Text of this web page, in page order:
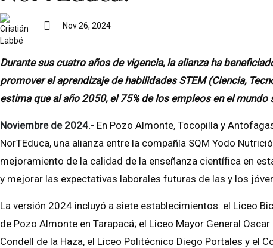
Nov 26, 2024
Durante sus cuatro años de vigencia, la alianza ha
promover el aprendizaje de habilidades STEM (Ciencia,
estima que al año 2050, el 75% de los empleos en el
Noviembre de 2024.- En Pozo Almonte, Tocopilla y
NorTEduca, una alianza entre la compañía SQM Yodo
mejoramiento de la calidad de la enseñanza científica en
y mejorar las expectativas laborales futuras de las y los
La versión 2024 incluyó a siete establecimientos: el Liceo
de Pozo Almonte en Tarapacá; el Liceo Mayor General
Condell de la Haza, el Liceo Politécnico Diego Portales y el